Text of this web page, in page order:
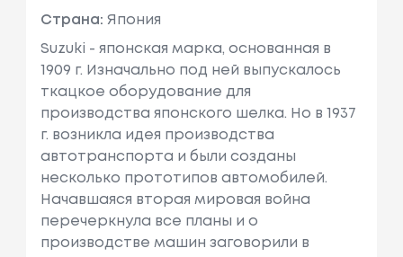
Страна: Япония
Suzuki - японская марка, основанная в
1909 г. Изначально под ней выпускалось
ткацкое оборудование для
производства японского шелка. Но в 1937
г. возникла идея производства
автотранспорта и были созданы
несколько прототипов автомобилей.
Начавшаяся вторая мировая война
перечеркнула все планы и о
производстве машин заговорили в